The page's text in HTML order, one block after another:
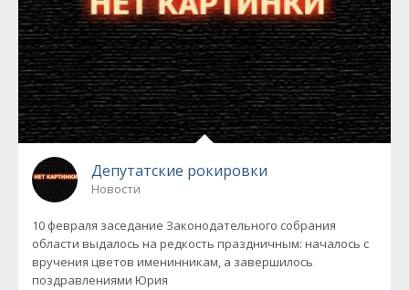
Депутатские рокировки
Новости
10 февраля заседание Законодательного собрания
области выдалось на редкость праздничным: началось с
вручения цветов именинникам, а завершилось
поздравлениями Юрия